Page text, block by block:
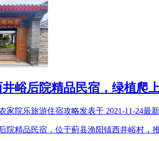
峪后院精品民宿，绿植爬
家院乐旅游住宿攻略发表于 2021-11-24最
院精品民宿，位于蓟县渔阳镇西井峪村，